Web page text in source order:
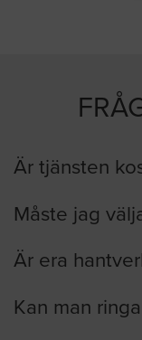
Är tjänsten
Måste jag
Är era
Kan man